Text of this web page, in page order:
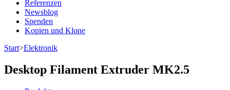
Referenzen
Newsblog
Spenden
Kopien und Klone
Start>Elektronik
Desktop Filament Extruder MK2.5